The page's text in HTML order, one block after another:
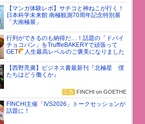
【マンガ体験レポ】サチコと神ねこが行く！
日本科学未来館 南極観測70周年記念特別展
「大南極展」
行列ができるのも納得だ…！話題の「ドバイ
チョコパン」をTruffleBAKERYで頑張って
GET
人生最高レベルのご褒美になりました
【西野亮廣】ビジネス書最新刊『北極星 僕
たちはどう働くか』
広告FINCHI on GOETHE
FINCHI主催「IVS2026」トークセッションが
話題に！